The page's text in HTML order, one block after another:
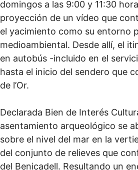
domingos a las 9:00 y 11:30
proyección de un vídeo que
el yacimiento como su entorno
medioambiental. Desde allí, el
en autobús -incluido en el
hasta el inicio del sendero que
de l’Or.
Declarada Bien de Interés
asentamiento arqueológico se
sobre el nivel del mar en la
del conjunto de relieves que
del Benicadell. Resultando un